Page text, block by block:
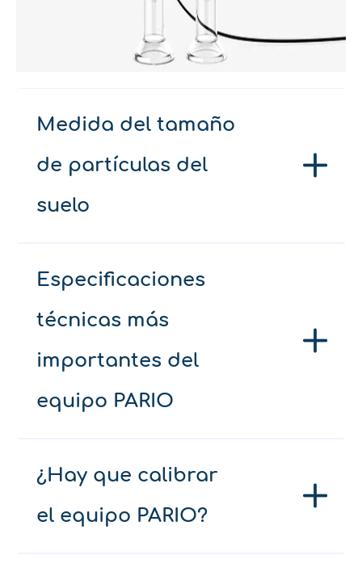
Medida del tamaño
de partículas del
suelo
Especificaciones
técnicas más
importantes del
equipo PARIO
¿Hay que calibrar
el equipo PARIO?